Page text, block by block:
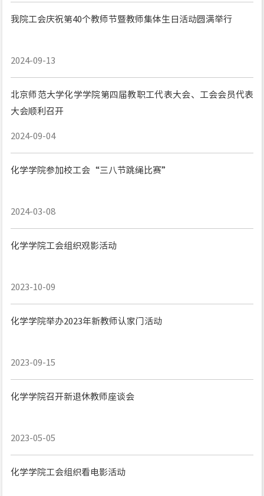
我院工会庆祝第40个教师节暨教师集体生日活动圆满举行
2024-09-13
北京师范大学化学学院第四届教职工代表大会、工会会员代表
大会顺利召开
2024-09-04
化学学院参加校工会“三八节跳绳比赛”
2024-03-08
化学学院工会组织观影活动
2023-10-09
化学学院举办2023年新教师认家门活动
2023-09-15
化学学院召开新退休教师座谈会
2023-05-05
化学学院工会组织看电影活动